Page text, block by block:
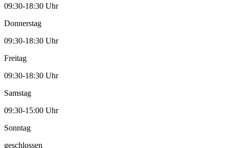
09:30-18:30 Uhr
Donnerstag
09:30-18:30 Uhr
Freitag
09:30-18:30 Uhr
Samstag
09:30-15:00 Uhr
Sonntag
geschlossen